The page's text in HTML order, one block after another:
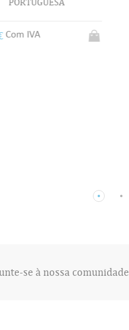
€Com IVA
se à nossa comunidade